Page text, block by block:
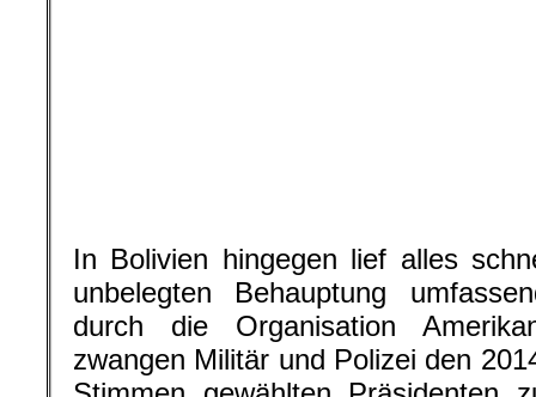
verfassungsmäßigen Nachfolger
ihren Hut. Sie beklagten
angezündet und ihre Familien
Präsident der